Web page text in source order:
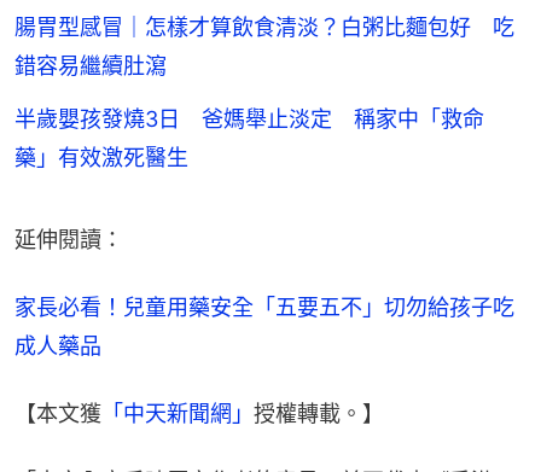
腸胃型感冒｜怎樣才算飲食清淡？白粥比麵包好 吃
錯容易繼續肚瀉
半歲嬰孩發燒3日 爸媽舉止淡定 稱家中「救命
藥」有效激死醫生
延伸閱讀：
家長必看！兒童用藥安全「五要五不」切勿給孩子吃
成人藥品
【本文獲 「中天新聞網」 授權轉載。】